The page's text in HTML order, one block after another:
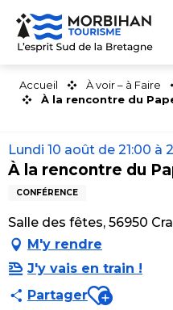
Aller
contenu
Accueil À voir – à Faire
À la rencontre du
Lundi 10 août de 21:00 à
À la rencontre du
CONFÉRENCE
Salle des fêtes, 56950
M'y rendre
J'y vais en train !
PartagerAjouter aux